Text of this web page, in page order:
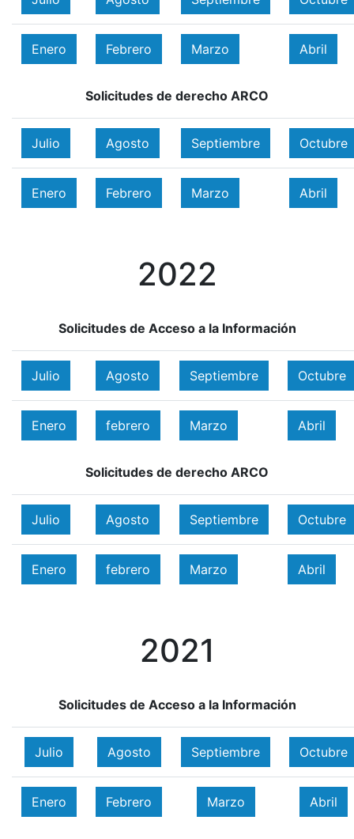
Enero Febrero Marzo Abril
Solicitudes de derecho ARCO
Julio Agosto Septiembre Octubre
Enero Febrero Marzo Abril
2022
Solicitudes de Acceso a la Información
Julio Agosto Septiembre Octubre
Enero febrero Marzo Abril
Solicitudes de derecho ARCO
Julio Agosto Septiembre Octubre
Enero febrero Marzo Abril
2021
Solicitudes de Acceso a la Información
Julio Agosto Septiembre Octubre
Enero Febrero Marzo Abril